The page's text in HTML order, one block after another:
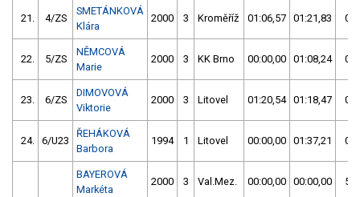
21. 4/ZS
SMETÁNKOVÁ
Klára
2000 3 Kroměříž 01:06,57 01:21,83
22. 5/ZS
NĚMCOVÁ
Marie
2000 3 KK Brno 00:00,00 01:08,24
23. 6/ZS
DIMOVOVÁ
Viktorie
2000 3 Litovel 01:20,54 01:18,47
24. 6/U23
ŘEHÁKOVÁ
Barbora
1994 1 Litovel 00:00,00 01:37,21
BAYEROVÁ
Markéta
2000 3 Val.Mez. 00:00,00 00:00,00